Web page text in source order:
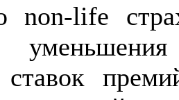
non-life
ставок